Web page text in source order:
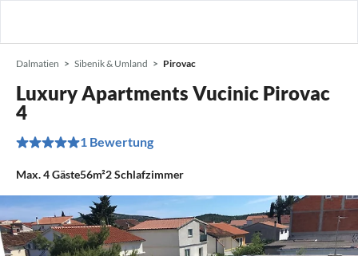
Dalmatien Sibenik & Umland Pirovac
Luxury Apartments Vucinic Pirovac
4
1 Bewertung
Max.4Gäste56m²2Schlafzimmer